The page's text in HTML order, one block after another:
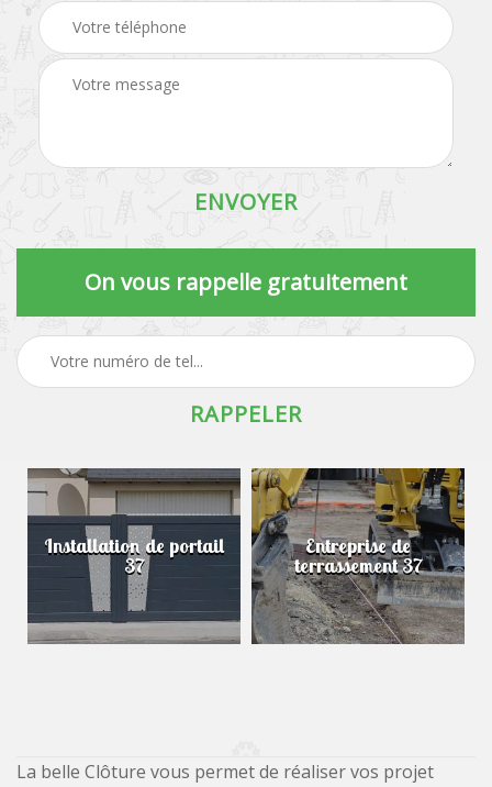
On vous rappelle gratuitement
Installation de portail
37
Entreprise de
terrassement 37
La belle Clôture vous permet de réaliser vos projet